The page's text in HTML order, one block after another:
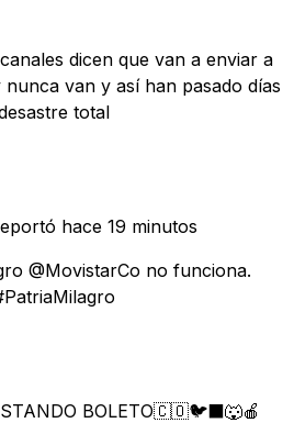
dicen que van a enviar a
van y así han pasado días
total
hace 19 minutos
@MovistarCo no funciona.
BOLETO🇨🇴🐦‍⬛🐺🍎